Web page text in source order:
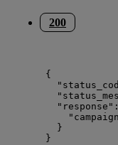
200
{
"response"
}
}